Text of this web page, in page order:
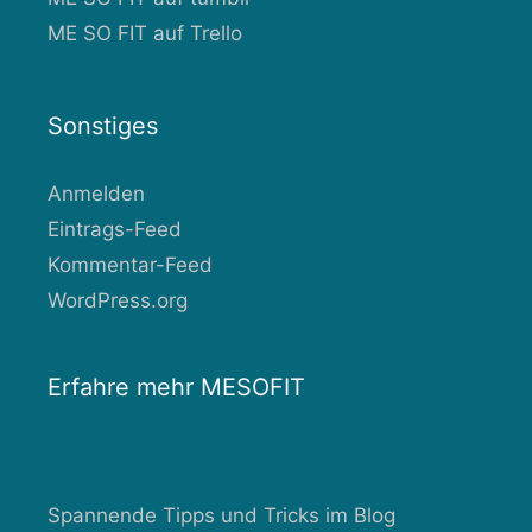
ME SO FIT auf Trello
Sonstiges
Anmelden
Eintrags-Feed
Kommentar-Feed
WordPress.org
Erfahre mehr MESOFIT
Spannende Tipps und Tricks im Blog